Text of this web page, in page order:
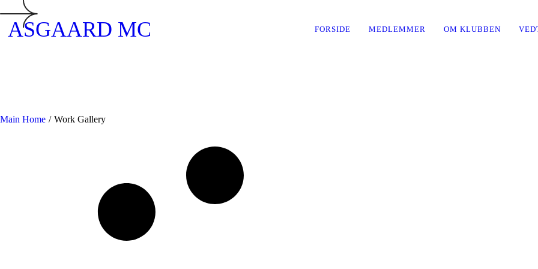
ASGAARD MC FORSIDE MEDLEMMER OM KLUBBEN
Main Home / Work Gallery